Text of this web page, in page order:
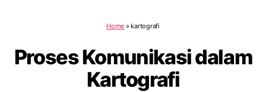
Home »kartografi
Proses Komunikasi dalam
Kartografi